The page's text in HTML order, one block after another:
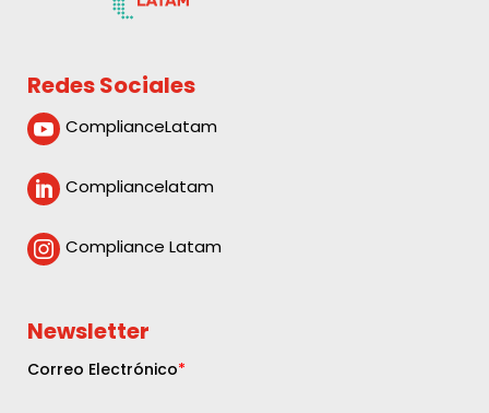
Redes Sociales
 ComplianceLatam
 Compliancelatam
 Compliance Latam
Newsletter